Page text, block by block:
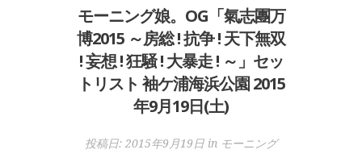
モーニング娘。OG「氣志團万
博2015 ～房総 ! 抗争 ! 天下無双
! 妄想 ! 狂騒 ! 大暴走 ! ～」セッ
トリスト 袖ケ浦海浜公園 2015
年9月19日(土)
投稿日: 2015年9月19日 in モーニング